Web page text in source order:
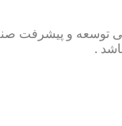
توسعه و پیشرفت
.